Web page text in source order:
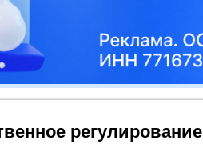
регулирование